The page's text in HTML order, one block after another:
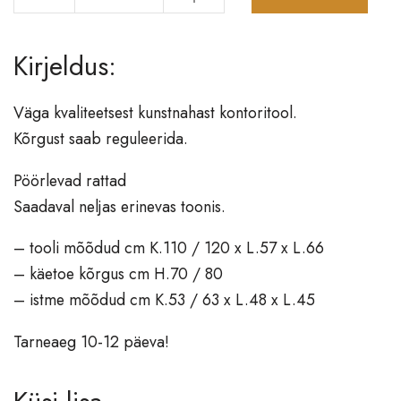
Valgustid
Lauavalgustid
Laevalgustid
Lühtrid
Seinavalgustid
Aksessuaarid
Vaasid
Laekad
Nagid, esikud
Dekoratsioonid
Kirjeldus:
Väga kvaliteetsest kunstnahast kontoritool.
Kõrgust saab reguleerida.
Pöörlevad rattad
Saadaval neljas erinevas toonis.
– tooli mõõdud cm K.110 / 120 x L.57 x L.66
– käetoe kõrgus cm H.70 / 80
– istme mõõdud cm K.53 / 63 x L.48 x L.45
Tarneaeg 10-12 päeva!